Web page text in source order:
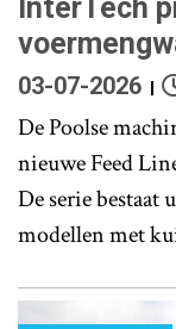
InterTech
03-07-2026
De Poolse
nieuwe Feed
De serie
modellen met